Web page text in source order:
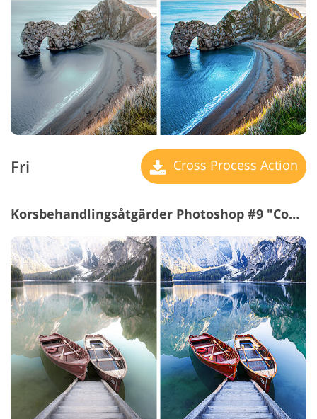
Fri Cross Process Action
Korsbehandlingsåtgärder Photoshop #9 "Cool"